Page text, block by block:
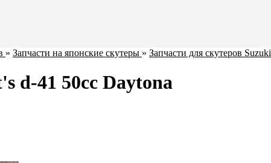
» Запчасти на японские скутеры » Запчасти для скутеров Suzuki
d-41 50cc Daytona